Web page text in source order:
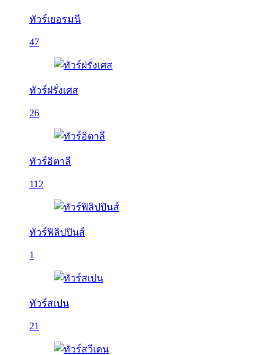
ทัวร์เยอรมนี
47
ทัวร์ฝรั่งเศส
26
ทัวร์อิตาลี
112
ทัวร์ฟิลิปปินส์
1
ทัวร์สเปน
21